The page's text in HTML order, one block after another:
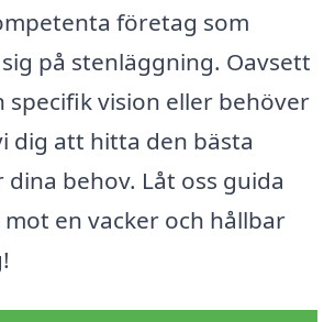
företag som
på stenläggning. Oavsett
specifik vision eller behöver
dig att hitta den bästa
behov. Låt oss guida
en vacker och hållbar